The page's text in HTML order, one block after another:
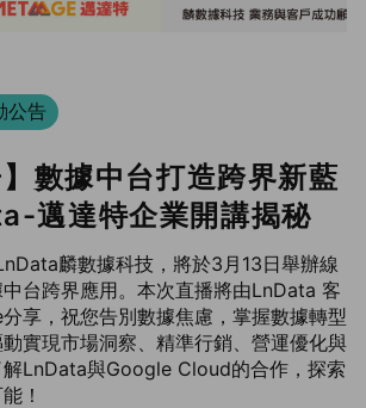
公告
】數據中台打造跨界新藍
邁達特企業開講揭秘
麟數據科技，將於3月13日舉辦線
台跨界應用。本次直播將由LnData 客
享，祝您告別數據焦慮，掌握數據轉型
實現市場洞察、精準行銷、營運優化與
解LnData與Google Cloud的合作，探索
！